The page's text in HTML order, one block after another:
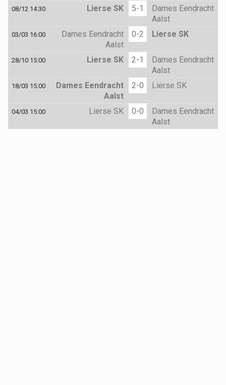
08/12 14:30 Lierse SK 5-1
Dames Eendracht
Aalst
03/03 16:00
Dames Eendracht
Aalst
0-2 Lierse SK
28/10 15:00 Lierse SK 2-1
Dames Eendracht
Aalst
18/03 15:00
Dames Eendracht
Aalst
2-0 Lierse SK
04/03 15:00 Lierse SK 0-0
Dames Eendracht
Aalst